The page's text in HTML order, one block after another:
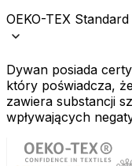
OEKO-TEX
Dywan posiada
który poświadcza,
zawiera substancji
wpływających